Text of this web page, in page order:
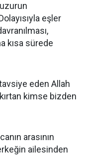
eşler
kısa sürede
eden Allah
kimse bizden
arasının
ailesinden